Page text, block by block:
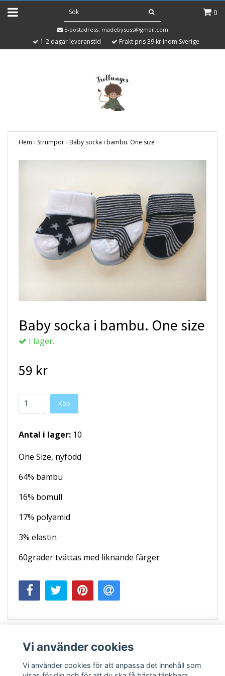
0
E-postadress: madebysuss@gmail.com
1-2 dagar leveranstid Frakt pris 39 kr inom Sverige
Hem › Strumpor› Baby socka i bambu. One size
Baby socka i bambu. One size
I lager.
59 kr
Köp
Antal i lager: 10
One Size, nyfödd
64% bambu
16% bomull
17% polyamid
3% elastin
60grader tvättas med liknande färger
Vi använder cookies
Vi använder cookies för att anpassa det innehåll som